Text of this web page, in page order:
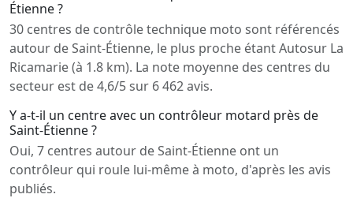
Étienne ?
30 centres de contrôle technique moto sont référencés
autour de Saint-Étienne, le plus proche étant Autosur La
Ricamarie (à 1.8 km). La note moyenne des centres du
secteur est de 4,6/5 sur 6 462 avis.
Y a-t-il un centre avec un contrôleur motard près de
Saint-Étienne ?
Oui, 7 centres autour de Saint-Étienne ont un
contrôleur qui roule lui-même à moto, d'après les avis
publiés.